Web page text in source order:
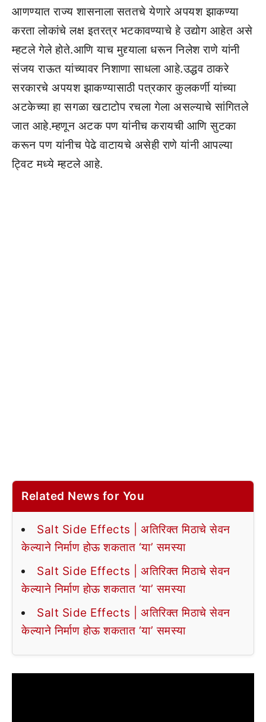
आणण्यात राज्य शासनाला सततचे येणारे अपयश झाकण्या
करता लोकांचे लक्ष इतरत्र भटकावण्याचे हे उद्योग आहेत असे
म्हटले गेले होते.आणि याच मुद्द्याला धरून निलेश राणे यांनी
संजय राऊत यांच्यावर निशाणा साधला आहे.उद्धव ठाकरे
सरकारचे अपयश झाकण्यासाठी पत्रकार कुलकर्णी यांच्या
अटकेच्या हा सगळा खटाटोप रचला गेला असल्याचे सांगितले
जात आहे.म्हणून अटक पण यांनीच करायची आणि सुटका
करून पण यांनीच पेढे वाटायचे असेही राणे यांनी आपल्या
ट्विट मध्ये म्हटले आहे.
Related News for You
Salt Side Effects | अतिरिक्त मिठाचे सेवन
केल्याने निर्माण होऊ शकतात ‘या’ समस्या
Salt Side Effects | अतिरिक्त मिठाचे सेवन
केल्याने निर्माण होऊ शकतात ‘या’ समस्या
Salt Side Effects | अतिरिक्त मिठाचे सेवन
केल्याने निर्माण होऊ शकतात ‘या’ समस्या